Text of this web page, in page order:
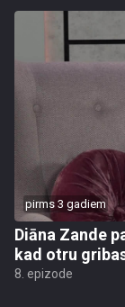
pirms 3 gadiem
Diāna Zande
kad otru
8. epizode